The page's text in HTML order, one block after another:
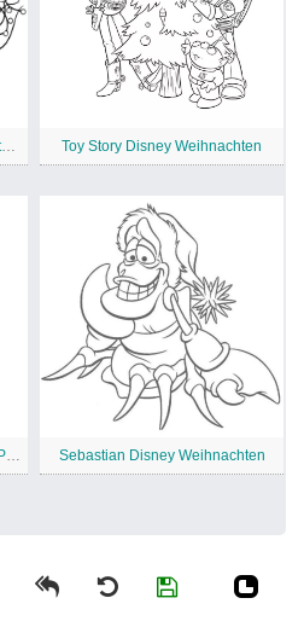
Micky und Minnie mit Weihnachtsbeleuchtung Toy Story Disney Weihnachten
Frohe Weihnachten mit Disney-Prinzessinnen Sebastian Disney Weihnachten